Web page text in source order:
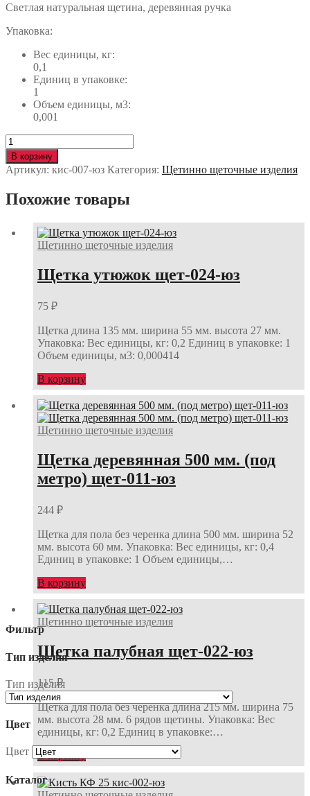
Светлая натуральная щетина, деревянная ручка
Упаковка:
Вес единицы, кг:
0,1
Единиц в упаковке:
1
Объем единицы, м3:
0,001
Количество
Кисть
КФ
100
юз
В корзину
Артикул: кис-007-юз Категория: Щетинно щеточные изделия
Похожие товары
Щетинно щеточные изделия
Щетка утюжок щет-024-юз
75 ₽
Щетка длина 135 мм. ширина 55 мм. высота 27 мм.
Упаковка: Вес единицы, кг: 0,2 Единиц в упаковке: 1
Объем единицы, м3: 0,000414
В корзину
Щетинно щеточные изделия
Щетка деревянная 500 мм. (под
метро) щет-011-юз
244 ₽
Щетка для пола без черенка длина 500 мм. ширина 52
мм. высота 60 мм. Упаковка: Вес единицы, кг: 0,4
Единиц в упаковке: 1 Объем единицы,…
В корзину
Щетинно щеточные изделия
Щетка палубная щет-022-юз
115₽
Щетка для пола без черенка длина 215 мм. ширина 75
мм. высота 28 мм. 6 рядов щетины. Упаковка: Вес
единицы, кг: 0,2 Единиц в упаковке:…
В корзину
Фильтр
Тип изделия
Тип изделия
Цвет
Цвет
Каталог